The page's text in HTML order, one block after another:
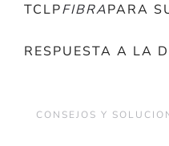
TCLPFIBRAPARA
RESPUESTA A LA
CONSEJOS Y